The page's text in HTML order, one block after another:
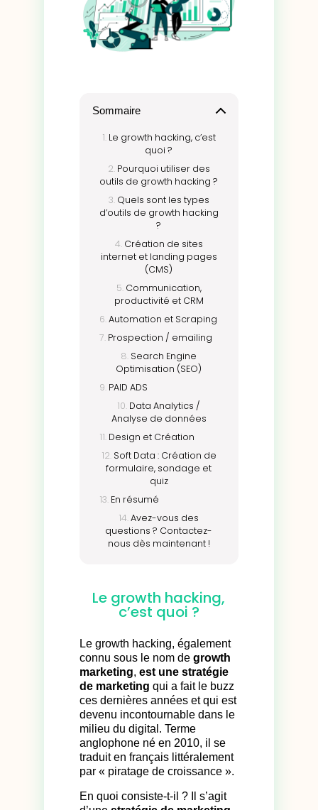
Sommaire
Le growth hacking, c’est
quoi ?
Pourquoi utiliser des
outils de growth hacking ?
Quels sont les types
d’outils de growth hacking
?
Création de sites
internet et landing pages
(CMS)​
Communication,
productivité et CRM
Automation et Scraping
Prospection / emailing
Search Engine
Optimisation (SEO)
PAID ADS
Data Analytics /
Analyse de données
Design et Création
Soft Data : Création de
formulaire, sondage et
quiz
En résumé
Avez-vous des
questions ? Contactez-
nous dès maintenant !​
Le growth hacking,
c’est quoi ?
Le growth hacking, également
connu sous le nom de growth
marketing, est une stratégie
de marketing qui a fait le buzz
ces dernières années et qui est
devenu incontournable dans le
milieu du digital. Terme
anglophone né en 2010, il se
traduit en français littéralement
par « piratage de croissance ».
En quoi consiste-t-il ? Il s’agit